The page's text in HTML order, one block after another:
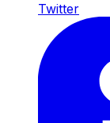
Twitter